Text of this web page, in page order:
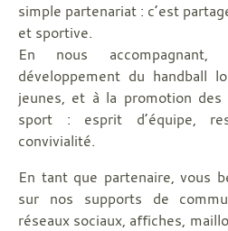
simple partenariat : c’est
et sportive.
En nous
développement du handball
jeunes, et à la promotion
sport : esprit d’équipe,
convivialité.
En tant que partenaire, vous
sur nos supports de
réseaux sociaux, affiches,